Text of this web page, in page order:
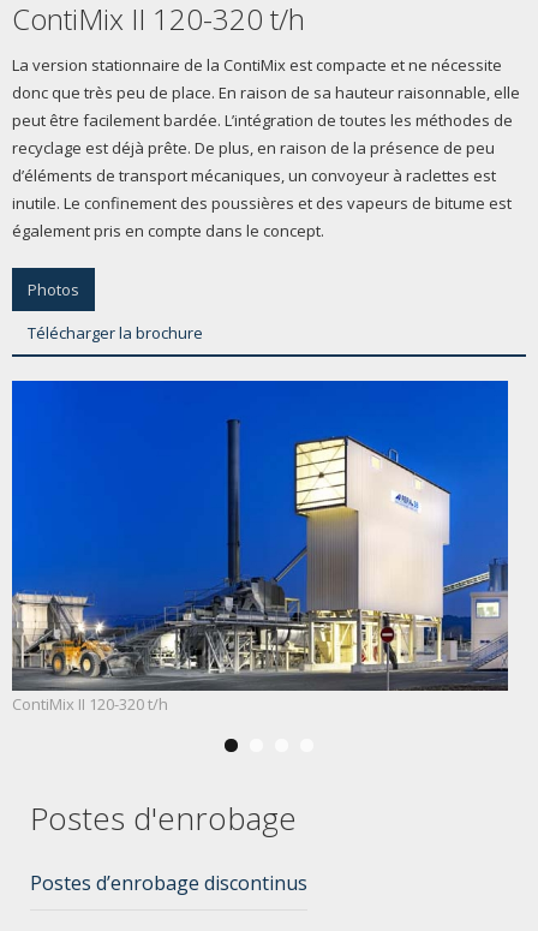
ContiMix II 120-320 t/h
La version stationnaire de la ContiMix est compacte et ne nécessite
donc que très peu de place. En raison de sa hauteur raisonnable, elle
peut être facilement bardée. L’intégration de toutes les méthodes de
recyclage est déjà prête. De plus, en raison de la présence de peu
d’éléments de transport mécaniques, un convoyeur à raclettes est
inutile. Le confinement des poussières et des vapeurs de bitume est
également pris en compte dans le concept.
Photos
Télécharger la brochure
ContiMix II 120-320 t/h
Postes d'enrobage
Postes d’enrobage discontinus